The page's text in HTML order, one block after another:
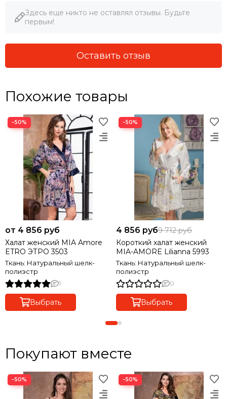
Здесь еще никто не оставлял отзывы. Будьте
первым!
Оставить отзыв
Похожие товары
−50%
от 4 856 руб
Халат женский MIA Amore
ETRO ЭТРО 3503
Ткань: Натуральный шелк-
полиэстр
1
Выбрать
−50%
4 856 руб9 712 руб
Короткий халат женский
MIA-AMORE Lilianna 5993
Ткань: Натуральный шелк-
полиэстр
0
Выбрать
Покупают вместе
−50% −50%